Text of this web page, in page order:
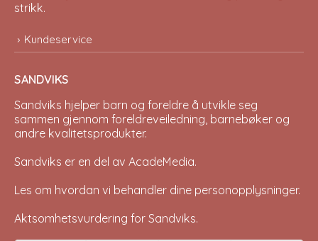
strikk.
Kundeservice
SANDVIKS
Sandviks hjelper barn og foreldre å utvikle seg
sammen gjennom foreldreveiledning, barnebøker og
andre kvalitetsprodukter.
Sandviks er en del av AcadeMedia.
Les om hvordan vi behandler dine personopplysninger.
Aktsomhetsvurdering for Sandviks.